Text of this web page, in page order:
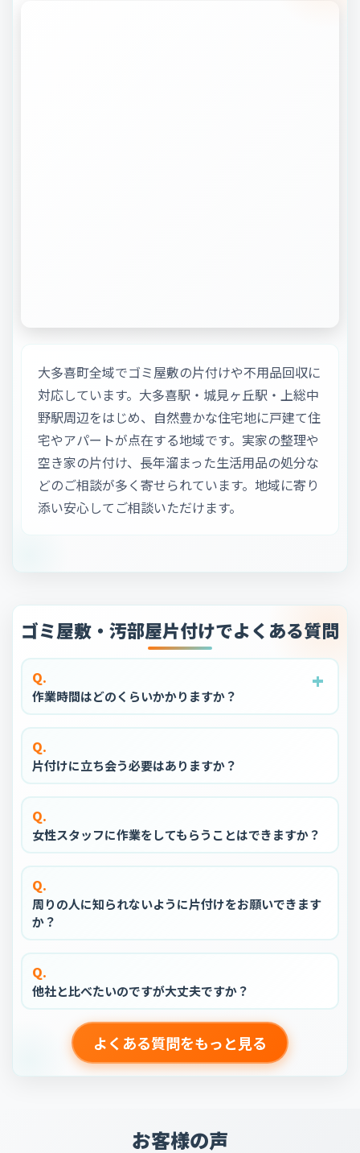
大多喜町全域でゴミ屋敷の片付けや不用品回収に
対応しています。大多喜駅・城見ヶ丘駅・上総中
野駅周辺をはじめ、自然豊かな住宅地に戸建て住
宅やアパートが点在する地域です。実家の整理や
空き家の片付け、長年溜まった生活用品の処分な
どのご相談が多く寄せられています。地域に寄り
添い安心してご相談いただけます。
ゴミ屋敷・汚部屋片付けでよくある質問
Q.
作業時間はどのくらいかかりますか？
+
Q.
片付けに立ち会う必要はありますか？
+
Q.
女性スタッフに作業をしてもらうことはできますか？
+
Q.
周りの人に知られないように片付けをお願いできます
か？
+
Q.
他社と比べたいのですが大丈夫ですか？
+
よくある質問をもっと見る
お客様の声